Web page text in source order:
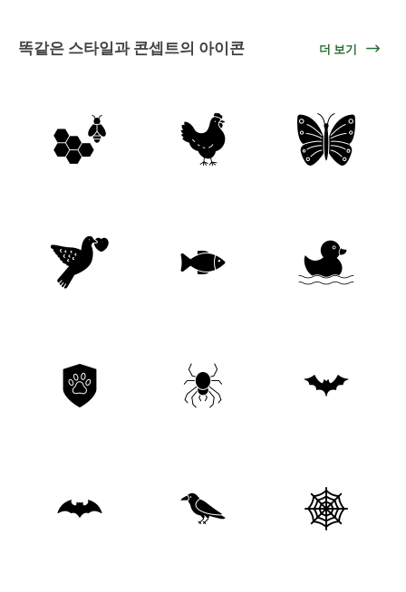
똑같은 스타일과 콘셉트의 아이콘 더 보기